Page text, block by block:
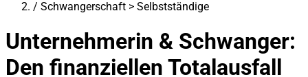
/ Schwangerschaft > Selbstständige
Unternehmerin & Schwanger:
Den finanziellen Totalausfall